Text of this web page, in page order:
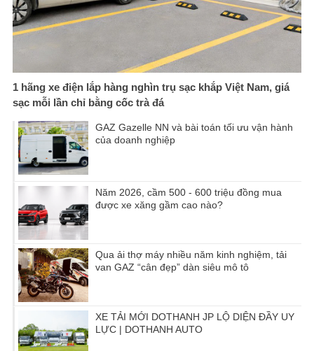
1 hãng xe điện lắp hàng nghìn trụ sạc khắp Việt Nam, giá
sạc mỗi lần chỉ bằng cốc trà đá
GAZ Gazelle NN và bài toán tối ưu vận hành
của doanh nghiệp
Năm 2026, cầm 500 - 600 triệu đồng mua
được xe xăng gầm cao nào?
Qua ải thợ máy nhiều năm kinh nghiệm, tải
van GAZ “cân đẹp” dàn siêu mô tô
XE TẢI MỚI DOTHANH JP LỘ DIỆN ĐẦY UY
LỰC | DOTHANH AUTO